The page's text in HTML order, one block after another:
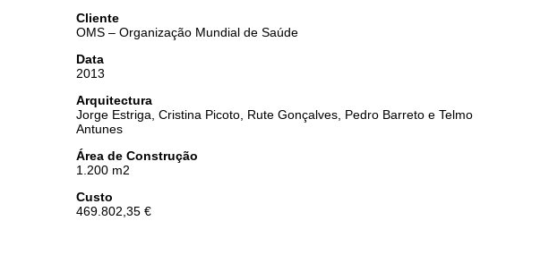
Cliente
OMS – Organização Mundial de Saúde
Data
2013
Arquitectura
Jorge Estriga, Cristina Picoto, Rute Gonçalves, Pedro Barreto e Telmo
Antunes
Área de Construção
1.200 m2
Custo
469.802,35 €